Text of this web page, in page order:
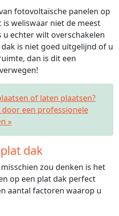
fotovoltaïsche panelen op
weliswaar niet de meest
u echter wilt overschakelen
is niet goed uitgelijnd of u
dan is dit een
of laten plaatsen?
door een professionele
»
dak
zou denken is het
op een plat dak perfect
aantal factoren waarop u